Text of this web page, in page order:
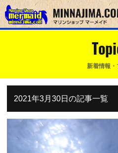
新着情報・
2021年3月30日の記事一覧